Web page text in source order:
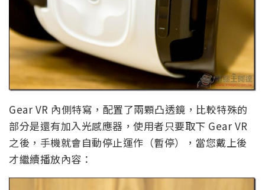
Gear VR 內側特寫，配置了兩顆凸透鏡，比較特殊的
部分是還有加入光感應器，使用者只要取下 Gear VR
之後，手機就會自動停止運作（暫停），當您戴上後
才繼續播放內容：